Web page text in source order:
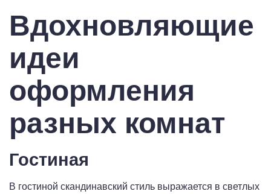
Вдохновляющие
идеи
оформления
разных комнат
Гостиная
В гостиной скандинавский стиль выражается в светлых